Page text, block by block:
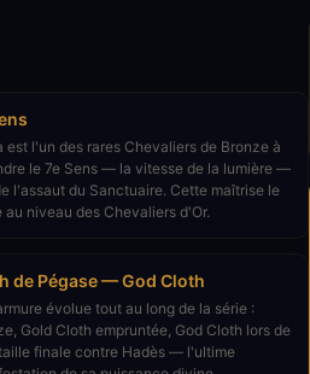
est l'un des rares Chevaliers de Bronze à
le 7e Sens — la vitesse de la lumière —
l'assaut du Sanctuaire. Cette maîtrise le
au niveau des Chevaliers d'Or.
de Pégase — God Cloth
évolue tout au long de la série :
Gold Cloth empruntée, God Cloth lors de
finale contre Hadès — l'ultime